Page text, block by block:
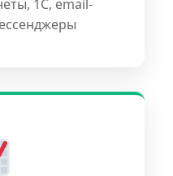
1С, email-